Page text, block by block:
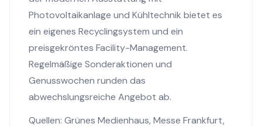
Photovoltaikanlage und Kühltechnik bietet es
ein eigenes Recyclingsystem und ein
preisgekröntes Facility-Management.
Regelmäßige Sonderaktionen und
Genusswochen runden das
abwechslungsreiche Angebot ab.
Quellen: Grünes Medienhaus, Messe Frankfurt,